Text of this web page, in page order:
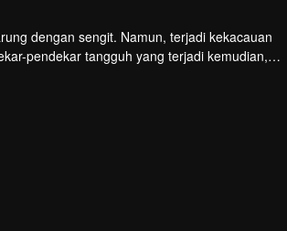
dengan sengit. Namun, terjadi kekacauan
pendekar tangguh yang terjadi kemudian,
itu dan menjadi pendekar nomor wahid